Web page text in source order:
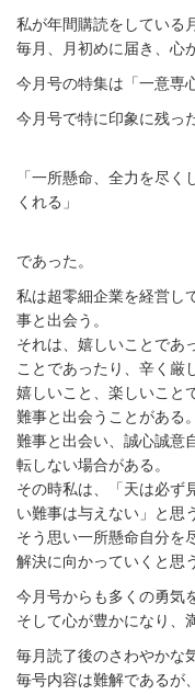
私が年間購読をしている
毎月、月初めに届き、心
今月号の特集は「一意専
今月号で特に印象に残っ
「一所懸命、全力を尽
くれる」
であった。
私は超零細企業を経営し
事と出会う。
それは、嬉しいことであ
ことであったり、辛く厳
嬉しいこと、楽しいこと
難事と出会うことがある。
難事と出会い、誠心誠意
転しない場合がある。
その時私は、「天は必ず
い難事は与えない」と思
そう思い一所懸命自分を
解決に向かっていくと思
今月号からも多くの勇気
そして心が豊かになり、
毎月読了後のさわやかな
毎号内容は難解であるが